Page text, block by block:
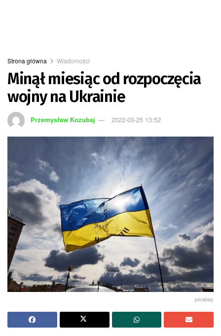
Strona główna Wiadomości
Minął miesiąc od rozpoczęcia
wojny na Ukrainie
Przemysław Kozubaj 2022-03-25 13:52
pixabay